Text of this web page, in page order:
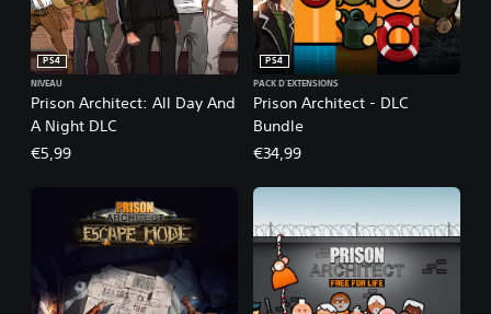
Prison Architect: All Day And
A Night DLC
PS4
NIVEAU
€5,99
Prison Architect - DLC
Bundle
PS4
PACK D'EXTENSIONS
€34,99